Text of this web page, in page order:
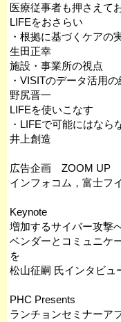
医療従事者も押さえて
LIFEをおさらい
・根拠に基づくケアの
生田正幸
施設・事業所の視点
・VISITのデータ活用
野尻晋一
LIFEを使いこなす
・LIFEで可能にはなら
井上創造
広告企画 ZOOM UP
インフォコム，富士フ
Keynote
増加するサイバー攻撃
ベンダーとコミュニケ
を
松山征嗣 氏インタビュ
PHC Presents
ランチョンセミナーア